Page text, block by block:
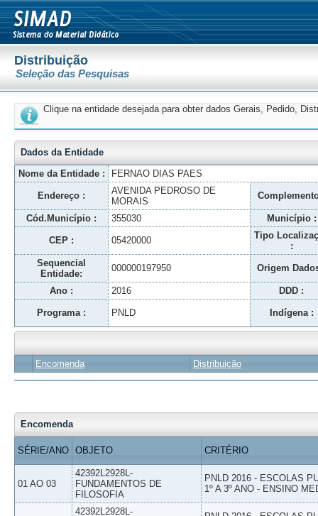
Distribuição
Seleção das Pesquisas
Clique na entidade desejada para obter dados Gerais, Pedido,
Dados da Entidade
Nome da Entidade :
FERNAO DIAS PAES
Endereço :
AVENIDA PEDROSO DE
MORAIS
Cód.Município : 355030 Município :
CEP : 05420000
Tipo
:
Sequencial
Entidade:
000000197950 Origem
Ano : 2016 DDD :
Programa : PNLD Indígena :
Encomenda Distribuição
Encomenda
SÉRIE/ANO OBJETO CRITÉRIO
01 AO 03
42392L2928L-
FUNDAMENTOS DE
FILOSOFIA
PNLD 2016 - ESCOLAS
1º A 3º ANO - ENSINO
42392L2928L-